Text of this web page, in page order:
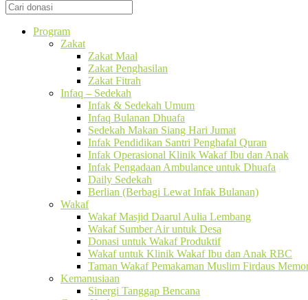
Program
Zakat
Zakat Maal
Zakat Penghasilan
Zakat Fitrah
Infaq – Sedekah
Infak & Sedekah Umum
Infaq Bulanan Dhuafa
Sedekah Makan Siang Hari Jumat
Infak Pendidikan Santri Penghafal Quran
Infak Operasional Klinik Wakaf Ibu dan Anak
Infak Pengadaan Ambulance untuk Dhuafa
Daily Sedekah
Berlian (Berbagi Lewat Infak Bulanan)
Wakaf
Wakaf Masjid Daarul Aulia Lembang
Wakaf Sumber Air untuk Desa
Donasi untuk Wakaf Produktif
Wakaf untuk Klinik Wakaf Ibu dan Anak RBC
Taman Wakaf Pemakaman Muslim Firdaus
Kemanusiaan
Sinergi Tanggap Bencana